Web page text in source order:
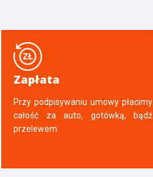
Zapłata
Przy podpisywaniu umowy płacimy
całość za auto, gotówką, bądź
przelewem.